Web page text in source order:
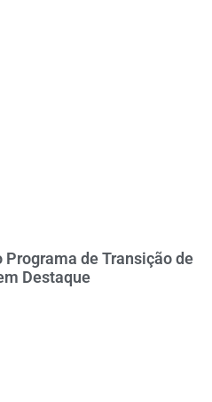
Programa de Transição de
Destaque